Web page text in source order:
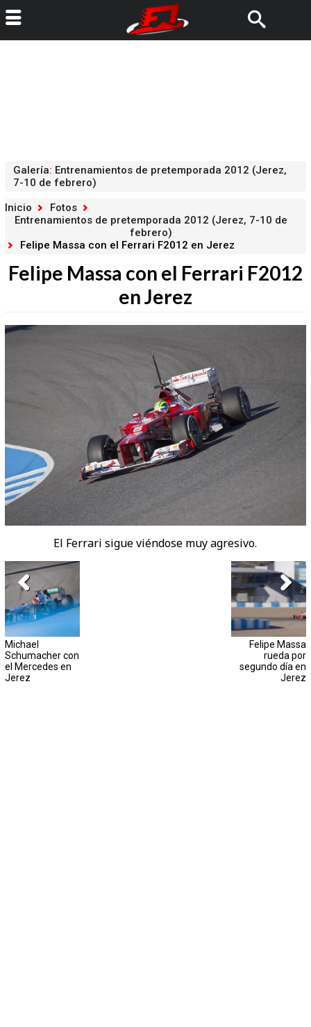
Galería: Entrenamientos de pretemporada 2012 (Jerez,
7-10 de febrero)
Inicio
Fotos
Entrenamientos de pretemporada 2012 (Jerez, 7-10 de
febrero)
Felipe Massa con el Ferrari F2012 en Jerez
Felipe Massa con el Ferrari F2012
en Jerez
El Ferrari sigue viéndose muy agresivo.
Michael
Schumacher con
el Mercedes en
Jerez
Felipe Massa
rueda por
segundo día en
Jerez